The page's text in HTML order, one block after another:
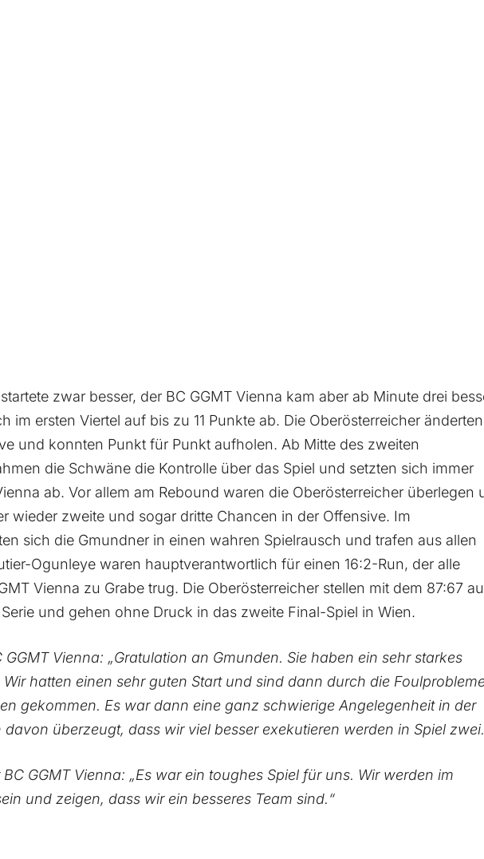
zwar besser, der BC GGMT Vienna kam aber ab Minute drei
im ersten Viertel auf bis zu 11 Punkte ab. Die Oberösterreicher änderten
und konnten Punkt für Punkt aufholen. Ab Mitte des zweiten
die Schwäne die Kontrolle über das Spiel und setzten sich immer
ab. Vor allem am Rebound waren die Oberösterreicher überlegen
wieder zweite und sogar dritte Chancen in der Offensive. Im
sich die Gmundner in einen wahren Spielrausch und trafen aus allen
Ogunleye waren hauptverantwortlich für einen 16:2-Run, der alle
Vienna zu Grabe trug. Die Oberösterreicher stellen mit dem 87:67
und gehen ohne Druck in das zweite Final-Spiel in Wien.
GGMT Vienna: „Gratulation an Gmunden. Sie haben ein sehr starkes
Wir hatten einen sehr guten Start und sind dann durch die
gekommen. Es war dann eine ganz schwierige Angelegenheit in der
überzeugt, dass wir viel besser exekutieren werden in Spiel
GGMT Vienna: „Es war ein toughes Spiel für uns. Wir werden im
und zeigen, dass wir ein besseres Team sind.“